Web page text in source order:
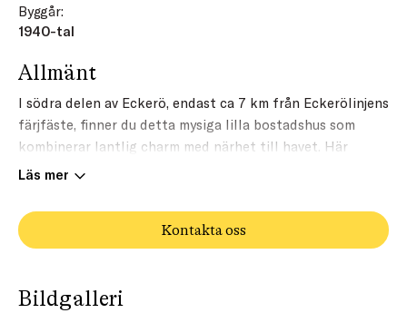
Byggår:
1940-tal
Allmänt
I södra delen av Eckerö, endast ca 7 km från Eckerölinjens
färjfäste, finner du detta mysiga lilla bostadshus som
kombinerar lantlig charm med närhet till havet. Här
erbjuds ett naturskönt och lugnt boende där du kan njuta
du har goda förbindelser till både Mariehamn och kanske
vidare till Sverige. Adressen är Allundavägen 32 i Torp by,
Bostadsfastigheten säljs som ett outbrutet område
Läs mer
Kontakta oss
Bildgalleri